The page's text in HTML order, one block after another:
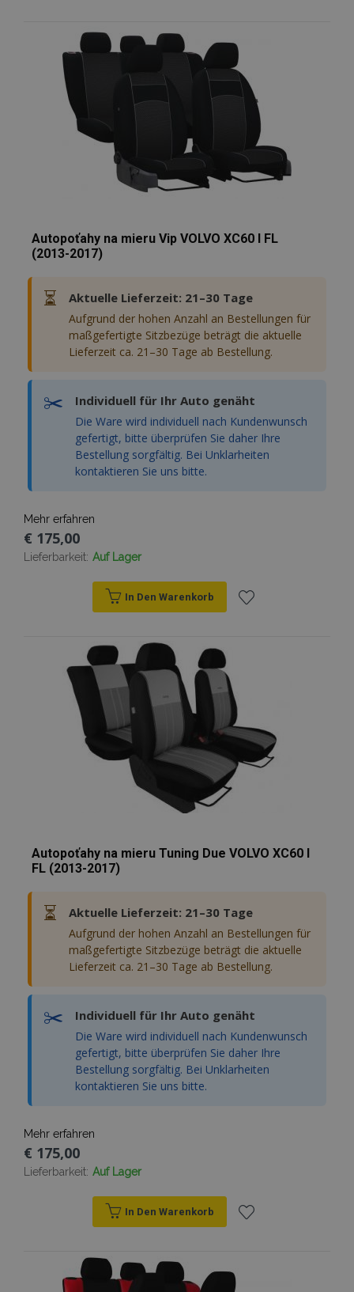
Wunschliste
hinzufügen
Autopoťahy na mieru Vip VOLVO XC60 I FL
(2013-2017)
⏳ Aktuelle Lieferzeit: 21–30 Tage
Aufgrund der hohen Anzahl an Bestellungen für
maßgefertigte Sitzbezüge beträgt die aktuelle
Lieferzeit ca. 21–30 Tage ab Bestellung.
✂️ Individuell für Ihr Auto genäht
Die Ware wird individuell nach Kundenwunsch
gefertigt, bitte überprüfen Sie daher Ihre
Bestellung sorgfältig. Bei Unklarheiten
kontaktieren Sie uns bitte.
Mehr erfahren
€ 175,00
Lieferbarkeit: Auf Lager
In Den Warenkorb
hinzufügen
Autopoťahy na mieru Tuning Due VOLVO XC60 I
FL (2013-2017)
⏳ Aktuelle Lieferzeit: 21–30 Tage
Aufgrund der hohen Anzahl an Bestellungen für
maßgefertigte Sitzbezüge beträgt die aktuelle
Lieferzeit ca. 21–30 Tage ab Bestellung.
✂️ Individuell für Ihr Auto genäht
Die Ware wird individuell nach Kundenwunsch
gefertigt, bitte überprüfen Sie daher Ihre
Bestellung sorgfältig. Bei Unklarheiten
kontaktieren Sie uns bitte.
Mehr erfahren
€ 175,00
Lieferbarkeit: Auf Lager
In Den Warenkorb
Wunschliste